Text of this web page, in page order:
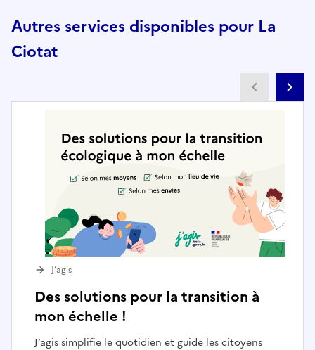
Autres services disponibles pour La
Ciotat
Des solutions pour la transition à
mon échelle !
J’agis simplifie le quotidien et guide les citoyens
J’agis